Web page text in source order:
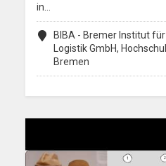
in…
BIBA - Bremer Institut
Logistik GmbH,
Bremen